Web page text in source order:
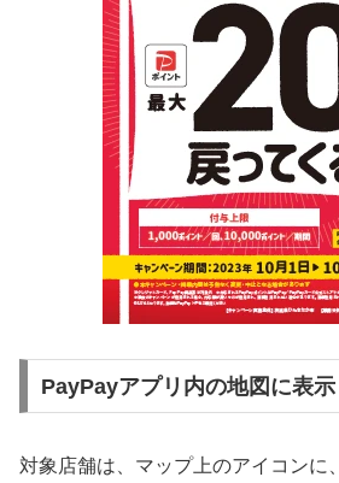
PayPayアプリ内の地図に表示
対象店舗は、マップ上のアイコンに、